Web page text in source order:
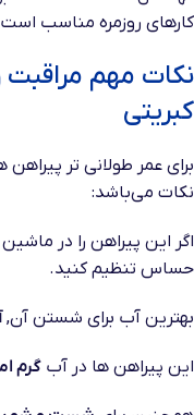
کارهای روزمره مناسب است
نکات مهم
کبریتی
برای عمر طولانی تر
نکات می‌باشد:
اگر این پیراهن را در
حساس تنظیم کنید.
بهترین آب برای شستن آن,
این پیراهن ها در آب گرم